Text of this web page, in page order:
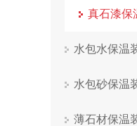
真石漆保
水包水保温
水包砂保温
薄石材保温